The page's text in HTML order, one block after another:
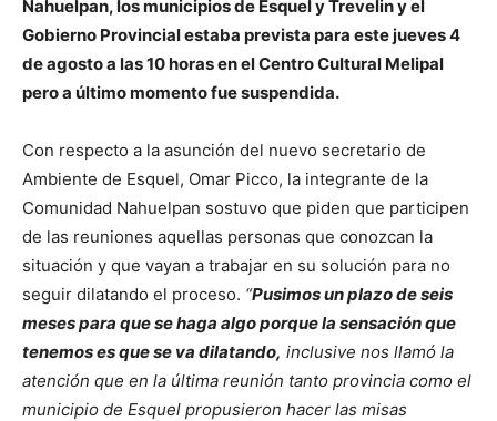
Nahuelpan, los municipios de Esquel y Trevelin y el
Gobierno Provincial estaba prevista para este jueves 4
de agosto a las 10 horas en el Centro Cultural Melipal
pero a último momento fue suspendida.
Con respecto a la asunción del nuevo secretario de
Ambiente de Esquel, Omar Picco, la integrante de la
Comunidad Nahuelpan sostuvo que piden que participen
de las reuniones aquellas personas que conozcan la
situación y que vayan a trabajar en su solución para no
seguir dilatando el proceso. “Pusimos un plazo de seis
meses para que se haga algo porque la sensación que
tenemos es que se va dilatando, inclusive nos llamó la
atención que en la última reunión tanto provincia como el
municipio de Esquel propusieron hacer las misas